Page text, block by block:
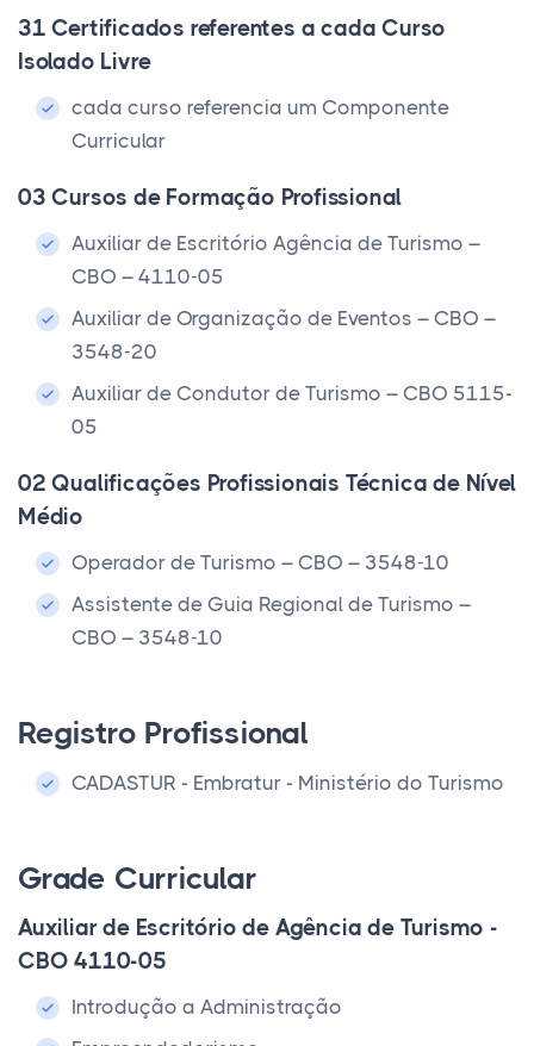
31 Certificados referentes a cada Curso
Isolado Livre
cada curso referencia um Componente
Curricular
03 Cursos de Formação Profissional
Auxiliar de Escritório Agência de Turismo –
CBO – 4110-05
Auxiliar de Organização de Eventos – CBO –
3548-20
Auxiliar de Condutor de Turismo – CBO 5115-
05
02 Qualificações Profissionais Técnica de Nível
Médio
Operador de Turismo – CBO – 3548-10
Assistente de Guia Regional de Turismo –
CBO – 3548-10
Registro Profissional
CADASTUR - Embratur - Ministério do Turismo
Grade Curricular
Auxiliar de Escritório de Agência de Turismo -
CBO 4110-05
Introdução a Administração